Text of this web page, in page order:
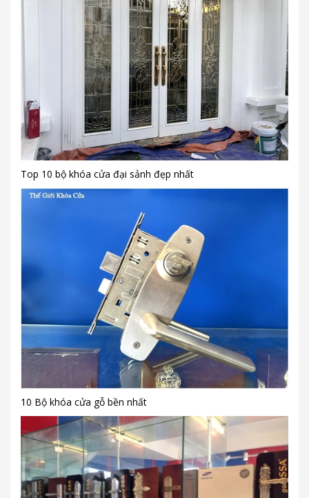
Top 10 bộ khóa cửa đại sảnh đẹp nhất
10 Bộ khóa cửa gỗ bền nhất